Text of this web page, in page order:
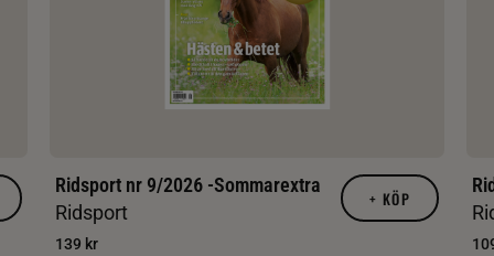
Ridsport nr 9/2026 -Sommarextra
Ridsport
139 kr
+ KÖP